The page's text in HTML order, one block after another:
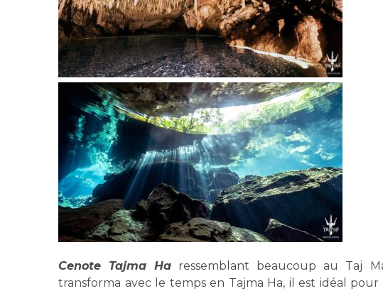
Cenote Tajma Ha ressemblant beaucoup au Taj
transforma avec le temps en Tajma Ha, il est idéal